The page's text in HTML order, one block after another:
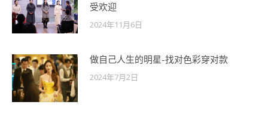
受欢迎
2024年11月6日
做自己人生的明星-找对色彩穿对款
2024年7月2日